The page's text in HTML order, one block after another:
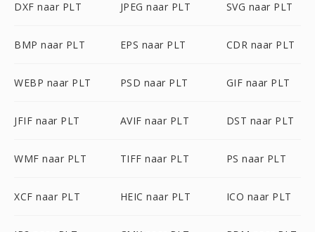
DXF naar PLT JPEG naar PLT SVG naar PLT
BMP naar PLT EPS naar PLT CDR naar PLT
WEBP naar PLT PSD naar PLT GIF naar PLT
JFIF naar PLT AVIF naar PLT DST naar PLT
WMF naar PLT TIFF naar PLT PS naar PLT
XCF naar PLT HEIC naar PLT ICO naar PLT